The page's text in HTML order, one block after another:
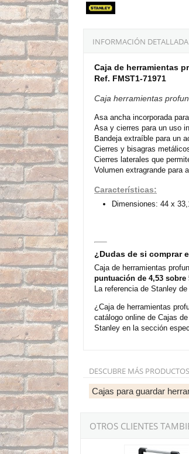
INFORMACIÓN
Caja de herramientas
Ref. FMST1-71971
Caja herramientas
Asa ancha incorporada
Asa y cierres para un uso
Bandeja extraíble para un
Cierres y bisagras
Cierres laterales que
Volumen extragrande para
Características:
Dimensiones: 44 x
¿Dudas de si comprar
Caja de herramientas
puntuación de 4,53 sobre
La referencia de Stanley
¿Caja de herramientas
catálogo online de Cajas
Stanley en la sección
DESCUBRE MÁS
Cajas para guardar
OTROS CLIENTES